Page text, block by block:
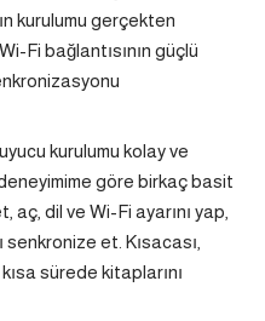
kurulumu gerçekten
Fi bağlantısının güçlü
kurulumu kolay ve
göre birkaç basit
aç, dil ve Wi-Fi ayarını yap,
senkronize et. Kısacası,
sürede kitaplarını